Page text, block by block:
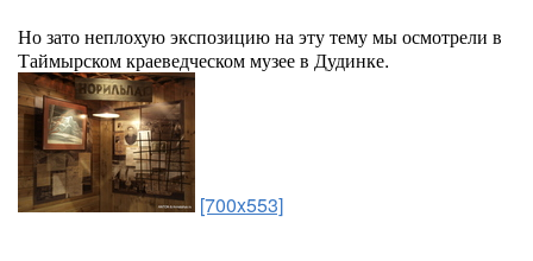
Но зато неплохую экспозицию на эту тему мы осмотрели в
Таймырском краеведческом музее в Дудинке.
[700x553]